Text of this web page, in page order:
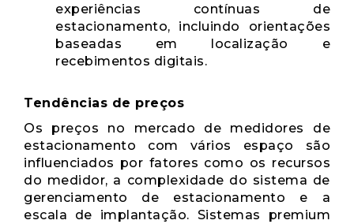
experiências contínuas de
estacionamento, incluindo orientações
baseadas em localização e
recebimentos digitais.
Tendências de preços
Os preços no mercado de medidores de
estacionamento com vários espaço são
influenciados por fatores como os recursos
do medidor, a complexidade do sistema de
gerenciamento de estacionamento e a
escala de implantação. Sistemas premium